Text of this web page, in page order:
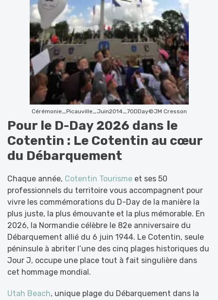
Cérémonie_Picauville_Juin2014_70DDay©JM Cresson
Pour le D-Day 2026 dans le
Cotentin : Le Cotentin au cœur
du Débarquement
Chaque année, Cotentin Tourisme et ses 50
professionnels du territoire vous accompagnent pour
vivre les commémorations du D-Day de la manière la
plus juste, la plus émouvante et la plus mémorable. En
2026, la Normandie célèbre le 82e anniversaire du
Débarquement allié du 6 juin 1944. Le Cotentin, seule
péninsule à abriter l’une des cinq plages historiques du
Jour J, occupe une place tout à fait singulière dans
cet hommage mondial.
Utah Beach, unique plage du Débarquement dans la